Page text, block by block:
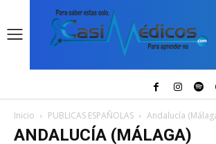
Inicio PUBLICAS ESPAÑOLAS Andalucía
ANDALUCÍA (MÁLAGA)